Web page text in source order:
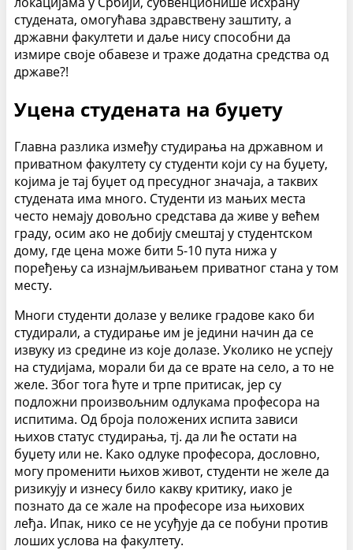
студената, омогућава здравствену заштиту, а
државни факултети и даље нису способни да
измире своје обавезе и траже додатна средства од
државе?!
Уцена студената на буџету
Главна разлика између студирања на државном и
приватном факултету су студенти који су на буџету,
којима је тај буџет од пресудног значаја, а таквих
студената има много. Студенти из мањих места
често немају довољно средстава да живе у већем
граду, осим ако не добију смештај у студентском
дому, где цена може бити 5-10 пута нижа у
поређењу са изнајмљивањем приватног стана у том
месту.
Многи студенти долазе у велике градове како би
студирали, а студирање им је једини начин да се
извуку из средине из које долазе. Уколико не успеју
на студијама, морали би да се врате на село, а то не
желе. Због тога ћуте и трпе притисак, јер су
подложни произвољним одлукама професора на
испитима. Од броја положених испита зависи
њихов статус студирања, тј. да ли ће остати на
буџету или не. Како одлуке професора, дословно,
могу променити њихов живот, студенти не желе да
ризикују и изнесу било какву критику, иако је
познато да се жале на професоре иза њихових
леђа. Ипак, нико се не усуђује да се побуни против
лоших услова на факултету.